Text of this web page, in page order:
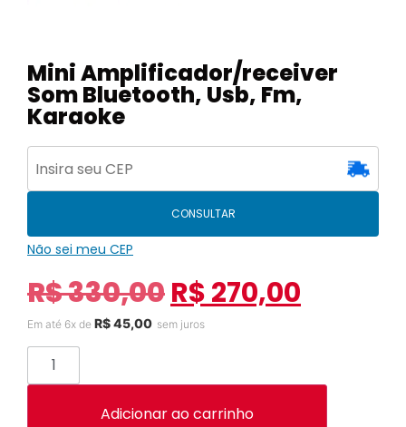
Mini Amplificador/receiver
Som Bluetooth, Usb, Fm,
Karaoke
CONSULTAR
Não sei meu CEP
R$330,00R$270,00
Em até 6x de R$45,00 sem juros
Adicionar ao carrinho